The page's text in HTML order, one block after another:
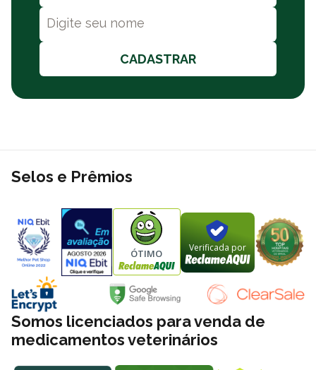
CADASTRAR
Selos e Prêmios
ÓTIMO Verificada por
Somos licenciados para venda de
medicamentos veterinários